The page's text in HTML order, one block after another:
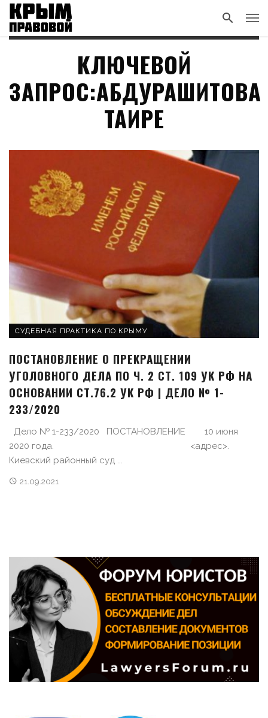
КЛЮЧЕВОЙ
ЗАПРОС:АБДУРАШИТОВА
ТАИРЕ
СУДЕБНАЯ ПРАКТИКА ПО КРЫМУ
ПОСТАНОВЛЕНИЕ О ПРЕКРАЩЕНИИ
УГОЛОВНОГО ДЕЛА ПО Ч. 2 СТ. 109 УК РФ НА
ОСНОВАНИИ СТ.76.2 УК РФ | ДЕЛО № 1-
233/2020
Дело № 1-233/2020 ПОСТАНОВЛЕНИЕ 10 июня
2020 года. <адрес>.
Киевский районный суд ...
21.09.2021